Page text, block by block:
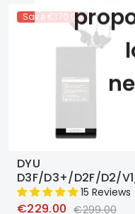
Save€170.00
DYU
D3F/D3+/D2F/D2/V1/
EBike 36V 6AH/10AH
Batería De Litio
15 Reviews
€229.00 €299.00